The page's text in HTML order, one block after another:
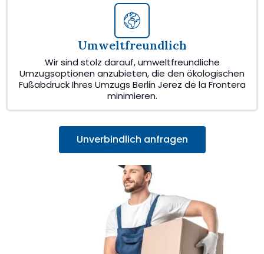
Umweltfreundlich
Wir sind stolz darauf, umweltfreundliche
Umzugsoptionen anzubieten, die den ökologischen
Fußabdruck Ihres Umzugs Berlin Jerez de la Frontera
minimieren.
Unverbindlich anfragen